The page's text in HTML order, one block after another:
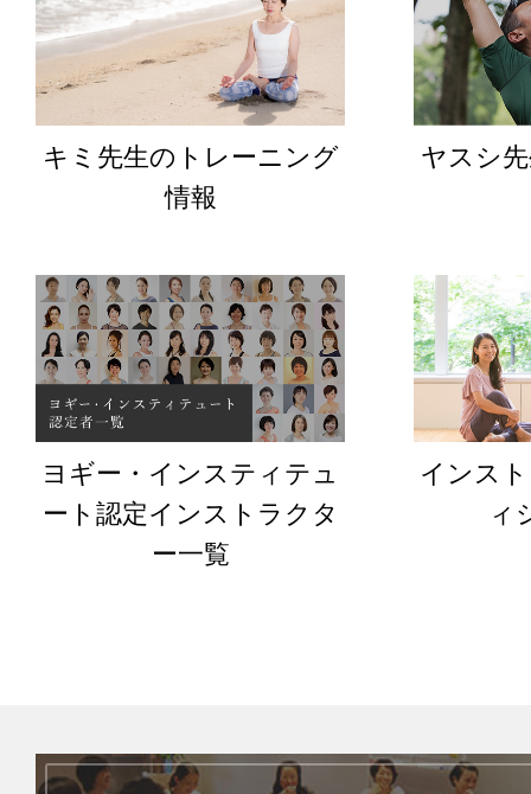
キミ先生のトレーニング
情報
ヤスシ
ヨギー・インスティテュ
ート認定インストラクタ
ー一覧
インス
ィ